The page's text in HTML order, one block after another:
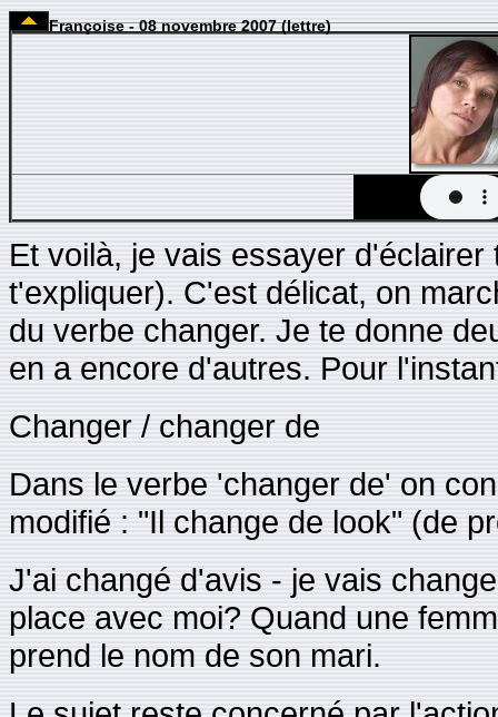
Françoise - 08 novembre 2007 (lettre)
Et voilà, je vais essayer
t'expliquer). C'est délicat, on
du verbe changer. Je te donne
en a encore d'autres. Pour
Changer / changer de
Dans le verbe 'changer de' on
modifié : "Il change de look" (de
J'ai changé d'avis - je vais
place avec moi? Quand une
prend le nom de son mari.